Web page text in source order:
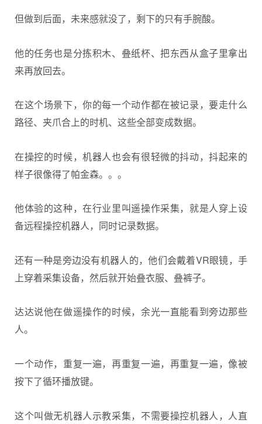
但做到后面，未来感就没了，剩下的只有手腕酸。
他的任务也是分拣积木、叠纸杯、把东西从盒子里拿出
来再放回去。
在这个场景下，你的每一个动作都在被记录，要走什么
路径、夹爪合上的时机、这些全部变成数据。
在操控的时候，机器人也会有很轻微的抖动，抖起来的
样子很像得了帕金森。。。
他体验的这种，在行业里叫遥操作采集，就是人穿上设
备远程操控机器人，同时记录数据。
还有一种是旁边没有机器人的，他们会戴着VR眼镜，手
上穿着采集设备，然后就开始叠衣服、叠裤子。
达达说他在做遥操作的时候，余光一直能看到旁边那些
人。
一个动作，重复一遍，再重复一遍，再重复一遍，像被
按下了循环播放键。
这个叫做无机器人示教采集，不需要操控机器人，人直